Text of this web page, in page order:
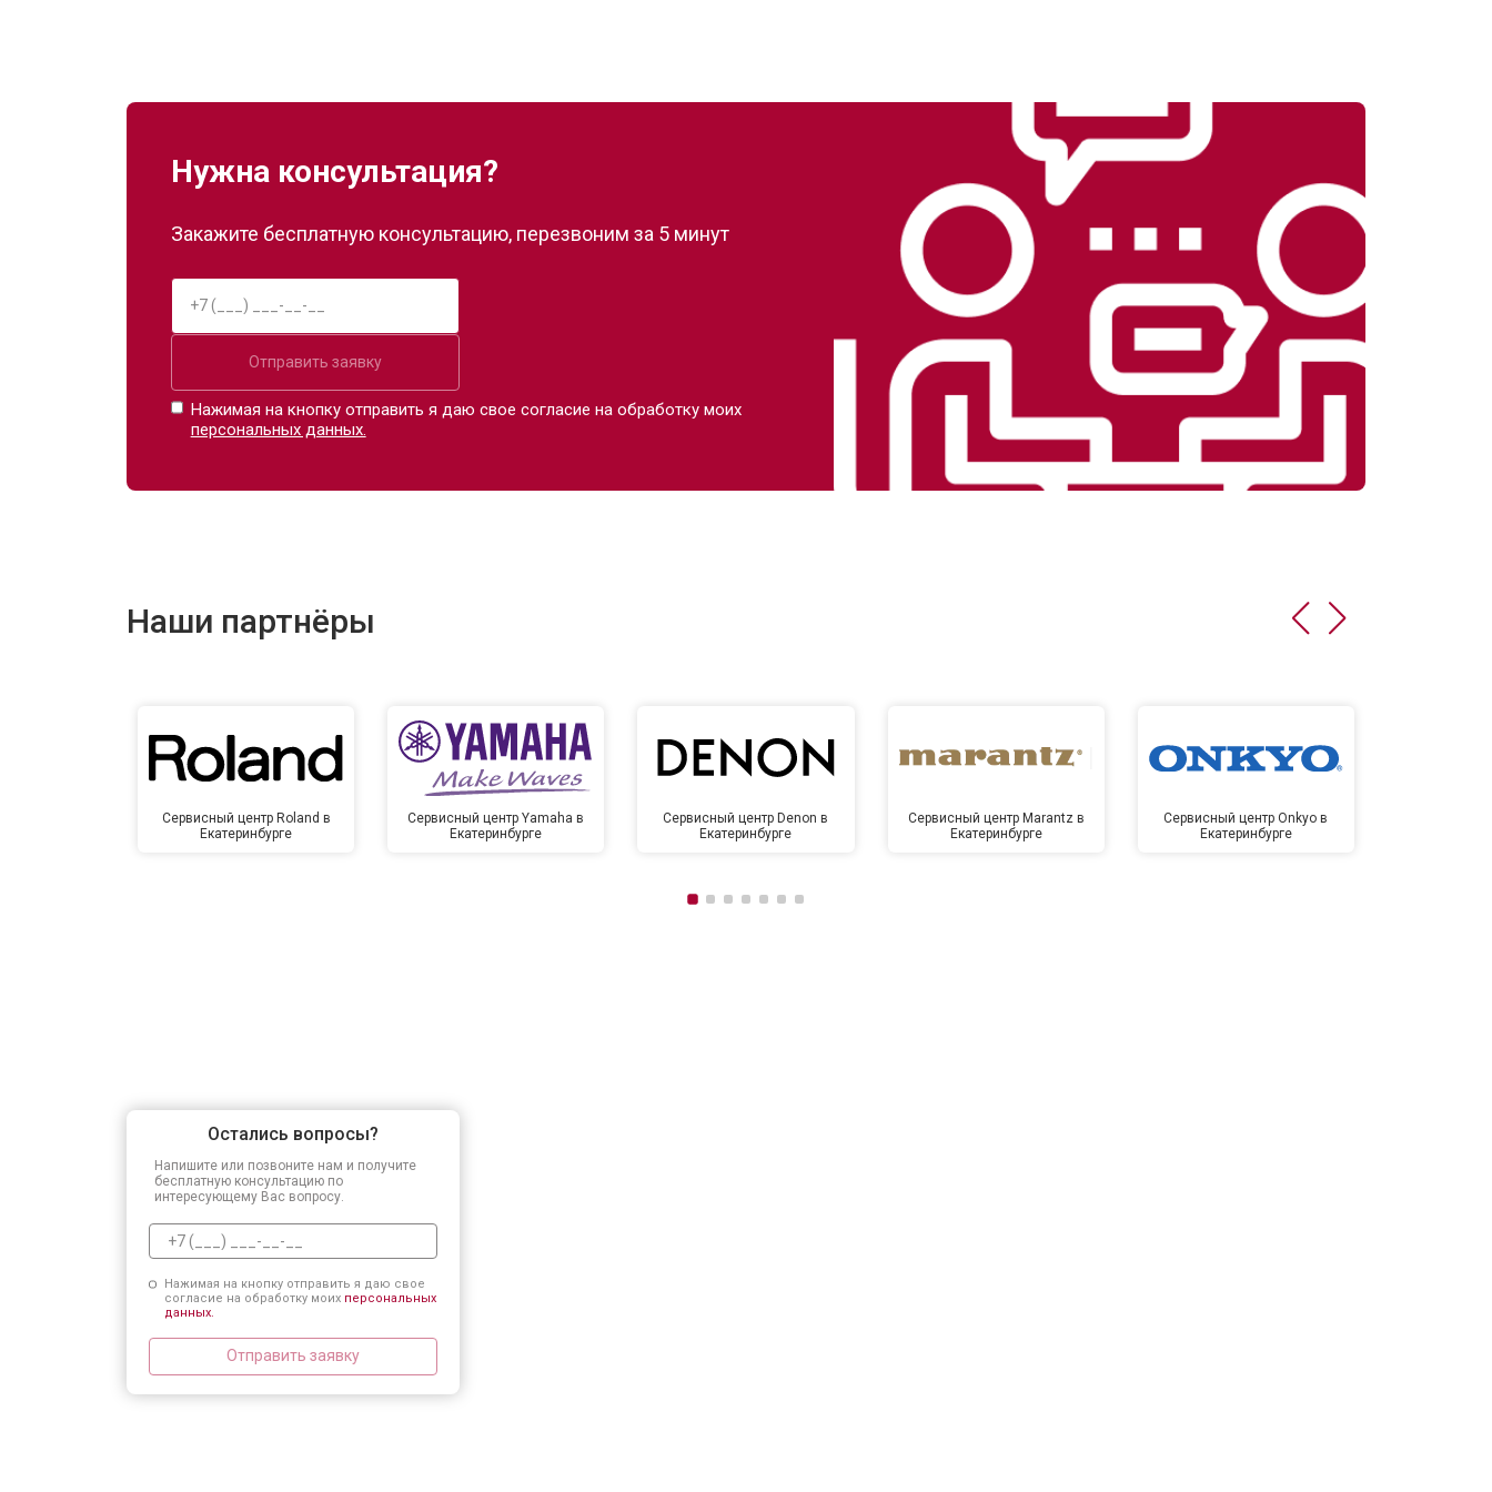
Нужна консультация?
Закажите бесплатную консультацию, перезвоним за 5 минут
Отправить заявку
Нажимая на кнопку отправить я даю свое согласие на обработку моих
персональных данных.
Наши партнёры
Сервисный центр Roland в
Екатеринбурге
Сервисный центр Yamaha в
Екатеринбурге
Сервисный центр Denon в
Екатеринбурге
Сервисный центр Marantz в
Екатеринбурге
Сервисный центр Onkyo в
Екатеринбурге
Остались вопросы?
Напишите или позвоните нам и получите
бесплатную консультацию по
интересующему Вас вопросу.
Нажимая на кнопку отправить я даю свое
согласие на обработку моих персональных
данных.
Отправить заявку